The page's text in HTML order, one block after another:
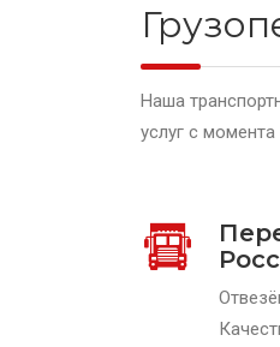
Наша
услуг с